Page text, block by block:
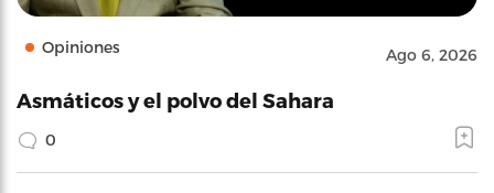
Opiniones Ago 6, 2026
Asmáticos y el polvo del Sahara
0